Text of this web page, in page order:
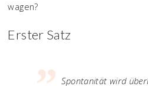
wagen?
Erster Satz
Spontanität wird